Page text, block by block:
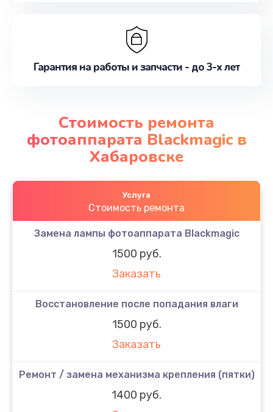
Гарантия на работы и запчасти - до 3-х лет
Стоимость ремонта
фотоаппарата Blackmagic в
Хабаровске
Услуга
Стоимость ремонта
Замена лампы фотоаппарата Blackmagic
1500 руб.
Заказать
Восстановление после попадания влаги
1500 руб.
Заказать
Ремонт / замена механизма крепления (пятки)
1400 руб.